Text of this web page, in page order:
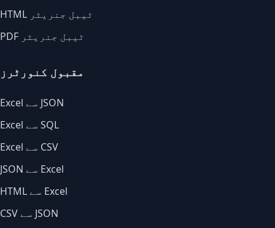
HTML ٹیبل جنریٹر
PDF ٹیبل جنریٹر
مقبول کنورٹرز
Excel سے JSON
Excel سے SQL
Excel سے CSV
JSON سے Excel
HTML سے Excel
CSV سے JSON